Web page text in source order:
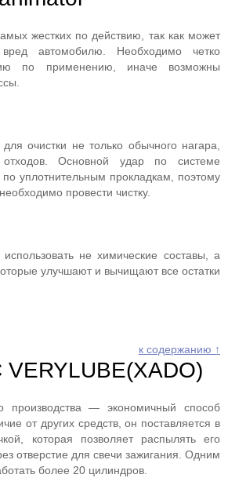
жестких по действию, так как может
автомобилю. Необходимо четко
по применению, иначе возможны
очистки не только обычного нагара,
Основной удар по системе
по уплотнительным прокладкам, поэтому
провести чистку.
не химические составы, а
улучшают и вычищают все остатки
к содержанию ↑
производства — экономичный способ
от других средств, он поставляется в
которая позволяет распылять его
отверстие для свечи зажигания. Одним
более 20 цилиндров.